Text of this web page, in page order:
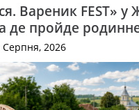
Вареник FEST» у
де пройде
Серпня, 2026